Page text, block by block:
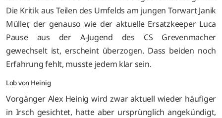
Die Kritik aus Teilen des Umfelds am jungen Torwart Janik
Müller, der genauso wie der aktuelle Ersatzkeeper Luca
Pause aus der A-Jugend des CS Grevenmacher
gewechselt ist, erscheint überzogen. Dass beiden noch
Erfahrung fehlt, musste jedem klar sein.
Lob von Heinig
Vorgänger Alex Heinig wird zwar aktuell wieder häufiger
in Irsch gesichtet, hatte aber ursprünglich angekündigt,